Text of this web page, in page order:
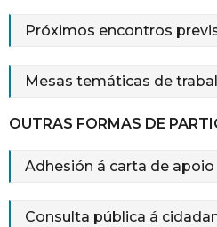
Próximos encontros
Mesas temáticas de
OUTRAS FORMAS DE
Adhesión á carta de apoio
Consulta pública á